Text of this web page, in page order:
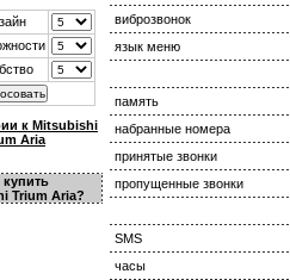
к Mitsubishi
Aria
купить
Trium Aria?
виброзвонок
язык меню
память
набранные номера
принятые звонки
пропущенные звонки
SMS
часы